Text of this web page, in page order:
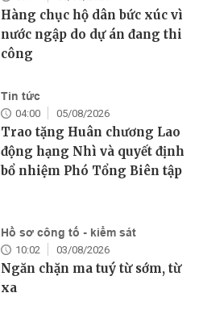
Hàng chục hộ dân bức xúc vì
nước ngập do dự án đang thi
công
Tin tức
04:00 05/08/2026
Trao tặng Huân chương Lao
động hạng Nhì và quyết định
bổ nhiệm Phó Tổng Biên tập
Hồ sơ công tố - kiểm sát
10:02 03/08/2026
Ngăn chặn ma tuý từ sớm, từ
xa